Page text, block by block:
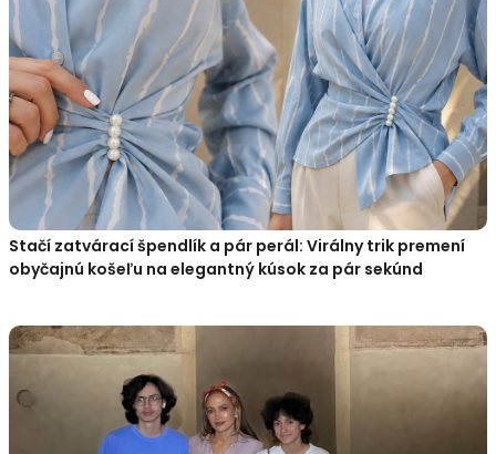
Stačí zatvárací špendlík a pár perál: Virálny trik premení
obyčajnú košeľu na elegantný kúsok za pár sekúnd